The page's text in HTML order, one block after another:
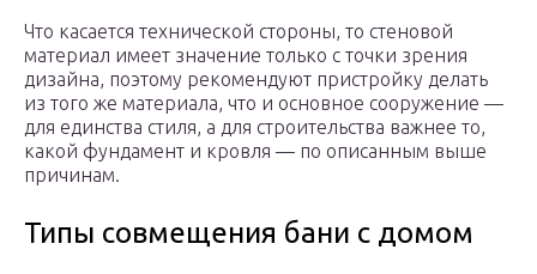
Что касается технической стороны, то стеновой
материал имеет значение только с точки зрения
дизайна, поэтому рекомендуют пристройку делать
из того же материала, что и основное сооружение —
для единства стиля, а для строительства важнее то,
какой фундамент и кровля — по описанным выше
причинам.
Типы совмещения бани с домом